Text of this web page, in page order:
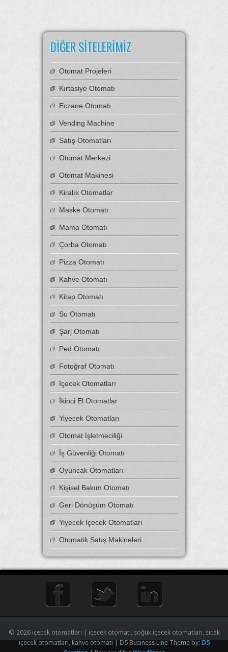
DIĞER SITELERIMIZ
Otomat Projeleri
Kırtasiye Otomatı
Eczane Otomatı
Vending Machine
Satış Otomatları
Otomat Merkezi
Otomat Makinesi
Kiralık Otomatlar
Maske Otomatı
Mama Otomatı
Çorba Otomatı
Pizza Otomatı
Kahve Otomatı
Kitap Otomatı
Su Otomatı
Şarj Otomatı
Ped Otomatı
Fotoğraf Otomatı
İçecek Otomatları
İkinci El Otomatlar
Yiyecek Otomatları
Otomat İşletmeciliği
İş Güvenliği Otomatı
Oyuncak Otomatları
Kişisel Bakım Otomatı
Geri Dönüşüm Otomatı
Yiyecek İçecek Otomatları
Otomatik Satış Makineleri
© 2026 içecek otomatları | içecek otomatı, soğuk içecek otomatları, sıcak
içecek otomatları, kahve otomatı | D5 Business Line Theme by:D5